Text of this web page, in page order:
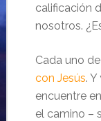
calificación
nosotros.
Cada uno
con Jesús.
encuentre
el camino –